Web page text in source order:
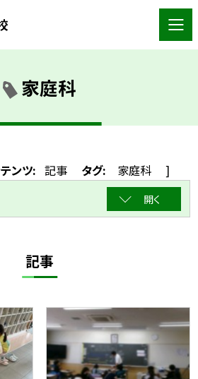
家庭科
ンツ: 記事 タグ: 家庭科 ]
開く
記事